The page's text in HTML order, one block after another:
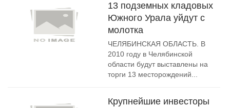
13 подземных кладовых
Южного Урала уйдут с
молотка
ЧЕЛЯБИНСКАЯ ОБЛАСТЬ. В
2010 году в Челябинской
области будут выставлены на
торги 13 месторождений...
Крупнейшие инвесторы